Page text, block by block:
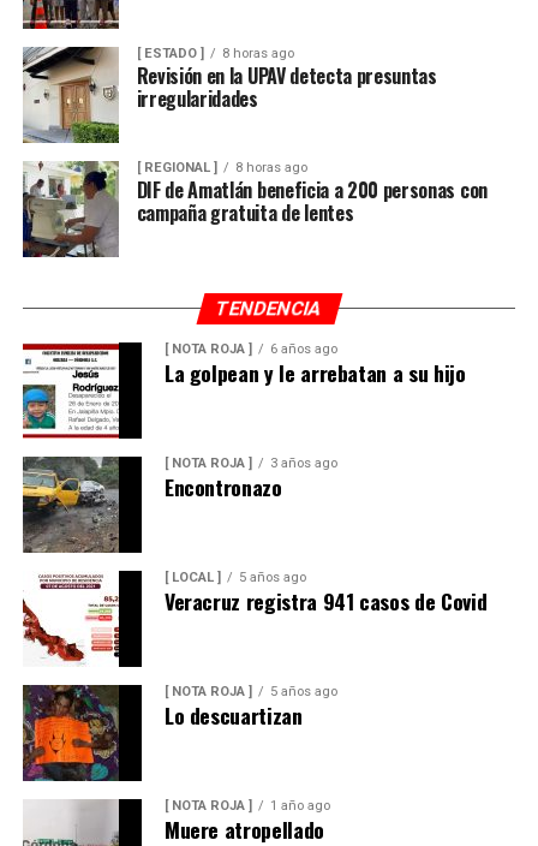
[ ESTADO ] 8 horas ago
Revisión en la UPAV detecta presuntas
irregularidades
[ REGIONAL ] 8 horas ago
DIF de Amatlán beneficia a 200 personas con
campaña gratuita de lentes
TENDENCIA
[ NOTA ROJA ] 6 años ago
La golpean y le arrebatan a su hijo
[ NOTA ROJA ] 3 años ago
Encontronazo
[ LOCAL ] 5 años ago
Veracruz registra 941 casos de Covid
[ NOTA ROJA ] 5 años ago
Lo descuartizan
[ NOTA ROJA ] 1 año ago
Muere atropellado